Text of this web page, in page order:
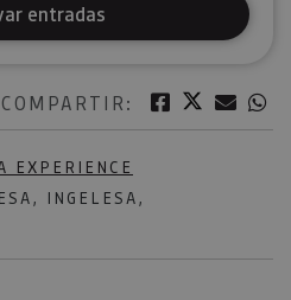
COMPARTIR: Facebook
Twitter
EXPERIENCE
INGELESA,
entradas